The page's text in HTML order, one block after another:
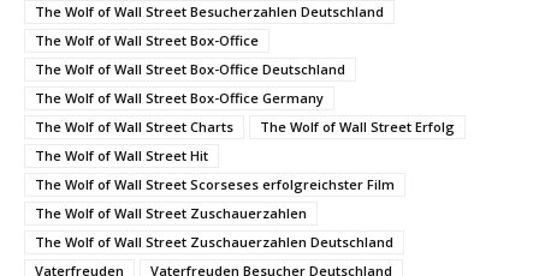
The Wolf of Wall Street Besucherzahlen Deutschland
The Wolf of Wall Street Box-Office
The Wolf of Wall Street Box-Office Deutschland
The Wolf of Wall Street Box-Office Germany
The Wolf of Wall Street Charts
The Wolf of Wall Street Erfolg
The Wolf of Wall Street Hit
The Wolf of Wall Street Scorseses erfolgreichster Film
The Wolf of Wall Street Zuschauerzahlen
The Wolf of Wall Street Zuschauerzahlen Deutschland
Vaterfreuden
Vaterfreuden Besucher Deutschland